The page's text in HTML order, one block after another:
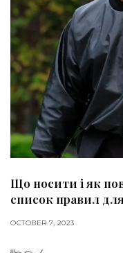
Що носити і як
список правил
OCTOBER 7, 2023